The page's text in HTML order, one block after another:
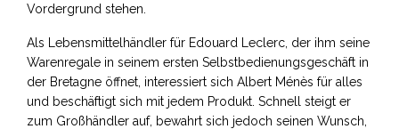
Vordergrund stehen.
Als Lebensmittelhändler für Edouard Leclerc, der ihm seine
Warenregale in seinem ersten Selbstbedienungsgeschäft in
der Bretagne öffnet, interessiert sich Albert Ménès für alles
und beschäftigt sich mit jedem Produkt. Schnell steigt er
zum Großhändler auf, bewahrt sich jedoch seinen Wunsch,